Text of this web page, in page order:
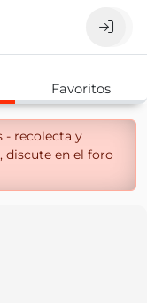
Favoritos
- recolecta y
discute en el foro